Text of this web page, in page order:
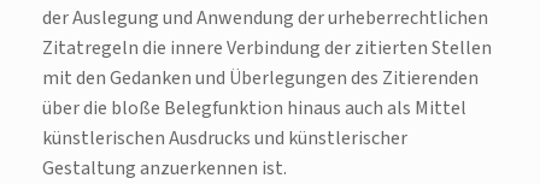
der Auslegung und Anwendung der urheberrechtlichen
Zitatregeln die innere Verbindung der zitierten Stellen
mit den Gedanken und Überlegungen des Zitierenden
über die bloße Belegfunktion hinaus auch als Mittel
künstlerischen Ausdrucks und künstlerischer
Gestaltung anzuerkennen ist.